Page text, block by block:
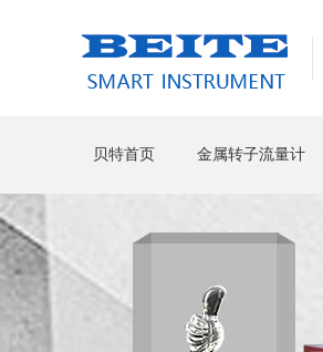
贝特首页 金属转子流量计